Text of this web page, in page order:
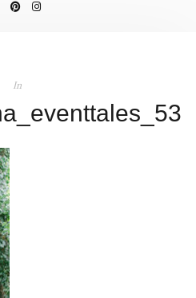
In